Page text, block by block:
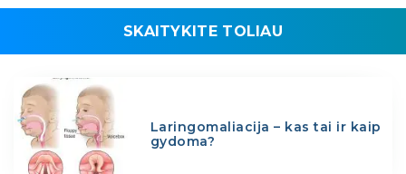
SKAITYKITE TOLIAU
Laringomaliacija – kas tai ir kaip
gydoma?